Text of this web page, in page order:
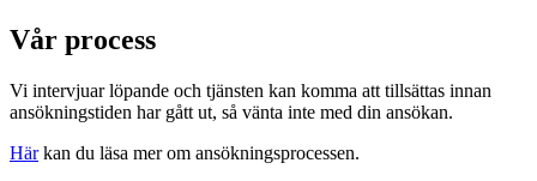
Vår process
Vi intervjuar löpande och tjänsten kan komma att tillsättas innan
ansökningstiden har gått ut, så vänta inte med din ansökan.
Härkan du läsa mer om ansökningsprocessen.